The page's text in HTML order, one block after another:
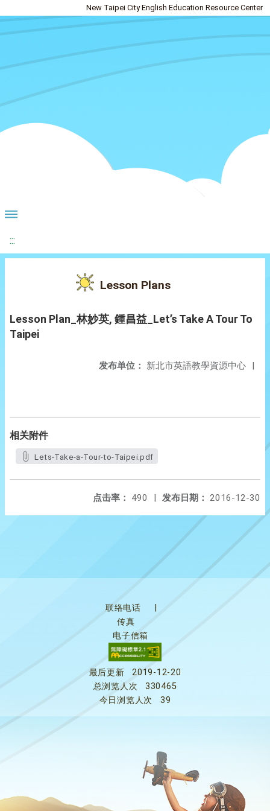
New Taipei City English Education Resource Center
:::
Lesson Plans
Lesson Plan_林妙英, 鍾昌益_Let’s Take A Tour To
Taipei
发布单位： 新北市英語教學資源中心 |
相关附件
Lets-Take-a-Tour-to-Taipei.pdf
发布日期： 2016-12-30
点击率： 490 |
联络电话
传真
电子信箱
最后更新
2019-12-20
总浏览人次
330465
今日浏览人次
39